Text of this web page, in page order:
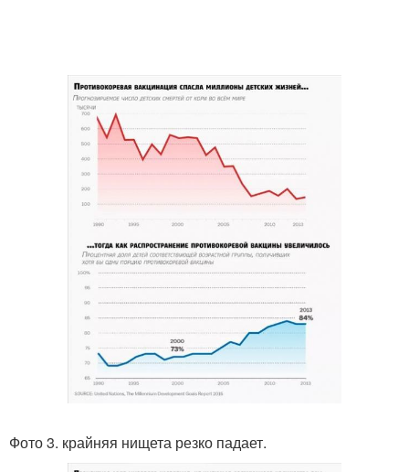
Фото 3. крайняя нищета резко падает.